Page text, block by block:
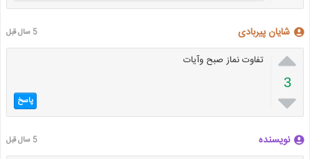
شایان پیربادی 5 سال قبل

3

تفاوت نماز صبح وآیات
پاسخ
نویسنده 5 سال قبل